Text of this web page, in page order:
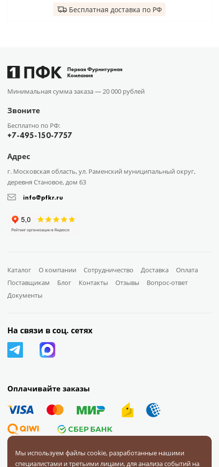
Бесплатная доставка по РФ
Минимальная сумма заказа — 20 000 рублей
Звоните
Бесплатно по РФ:
+7-495-150-7757
Адрес
г. Московская область, ул. Раменский муниципальный округ,
деревня Становое, дом 63
info@pfkr.ru
Каталог О компании Сотрудничество Доставка
Оплата
Поставщикам
Блог Контакты Отзывы
Вопрос-ответ
Документы
Оплачивайте заказы
На связи в соц. сетях
Мы используем файлы cookie, разработанные нашими
специалистами и третьими лицами, для анализа событий на